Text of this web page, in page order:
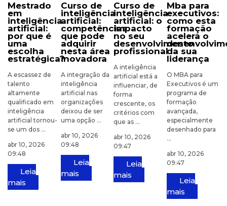
mestrado
em
inteligência
artificial:
por que é
uma
escolha
estratégica?
A escassez de
talento
altamente
qualificado em
inteligência
artificial tornou-
se um dos ...
abr 10, 2026
09:48
Leia
mais
curso de
inteligência
artificial:
competências
que pode
adquirir
nesta área
inovadora
A integração da
inteligência
artificial nas
organizações
deixou de ser
uma opção ...
abr 10, 2026
09:48
Leia
mais
curso de
inteligência
artificial: o
impacto
no seu
desenvolvimento
profissional
A inteligência
artificial está a
influenciar, de
forma
crescente, os
critérios com
que as ...
abr 10, 2026
09:47
Leia
mais
mba para
executivos:
como esta
formação
acelera o
da sua
liderança
O MBA para
Executivos é um
programa de
formação
avançada,
especialmente
desenhado para
...
abr 10, 2026
09:47
Leia
mais